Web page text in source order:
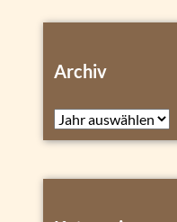
Archiv
Archiv